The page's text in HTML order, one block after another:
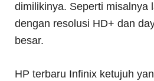
dimilikinya. Seperti misalnya
dengan resolusi HD+ dan
besar.
HP terbaru Infinix ketujuh